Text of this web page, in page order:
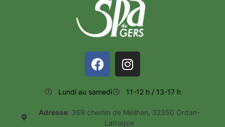
Lundi au samedi 11-12 h / 13-17 h
Adresse: 369 chemin de Meilhan, 32350 Ordan-
Larroque